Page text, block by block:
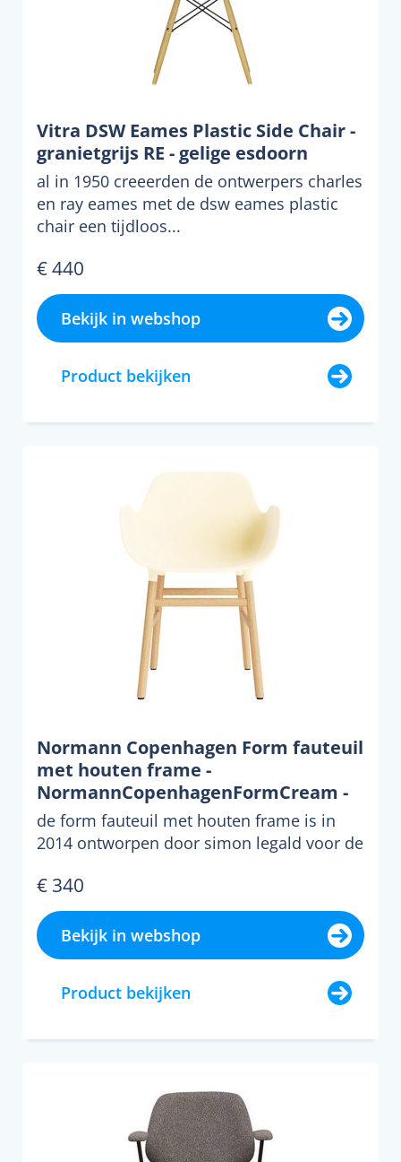
Vitra DSW Eames Plastic Side Chair -
granietgrijs RE - gelige esdoorn
al in 1950 creeerden de ontwerpers charles
en ray eames met de dsw eames plastic
chair een tijdloos...
€ 440
Bekijk in webshop
Product bekijken
Normann Copenhagen Form fauteuil
met houten frame -
NormannCopenhagenFormCream -
eiken
de form fauteuil met houten frame is in
2014 ontworpen door simon legald voor de
€ 340
Bekijk in webshop
Product bekijken